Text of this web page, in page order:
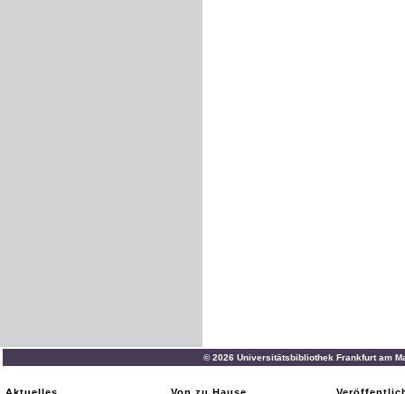
© 2026 Universitätsbibliothek Frankfurt am